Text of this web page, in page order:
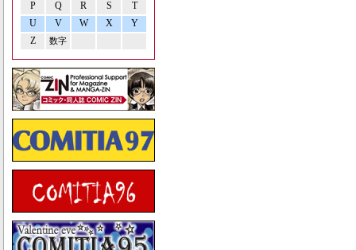
P Q R S
T
U
V W X
Y
Z
数字